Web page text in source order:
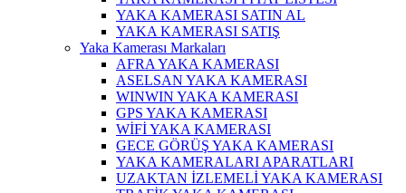
YAKA KAMERASI SATIN AL
YAKA KAMERASI SATIŞ
Yaka Kamerası Markaları
AFRA YAKA KAMERASI
ASELSAN YAKA KAMERASI
WINWIN YAKA KAMERASI
GPS YAKA KAMERASI
WİFİ YAKA KAMERASI
GECE GÖRÜŞ YAKA KAMERASI
YAKA KAMERALARI APARATLARI
UZAKTAN İZLEMELİ YAKA KAMERASI